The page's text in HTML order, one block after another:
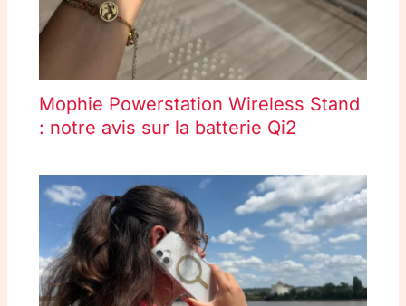
Mophie Powerstation Wireless Stand
: notre avis sur la batterie Qi2